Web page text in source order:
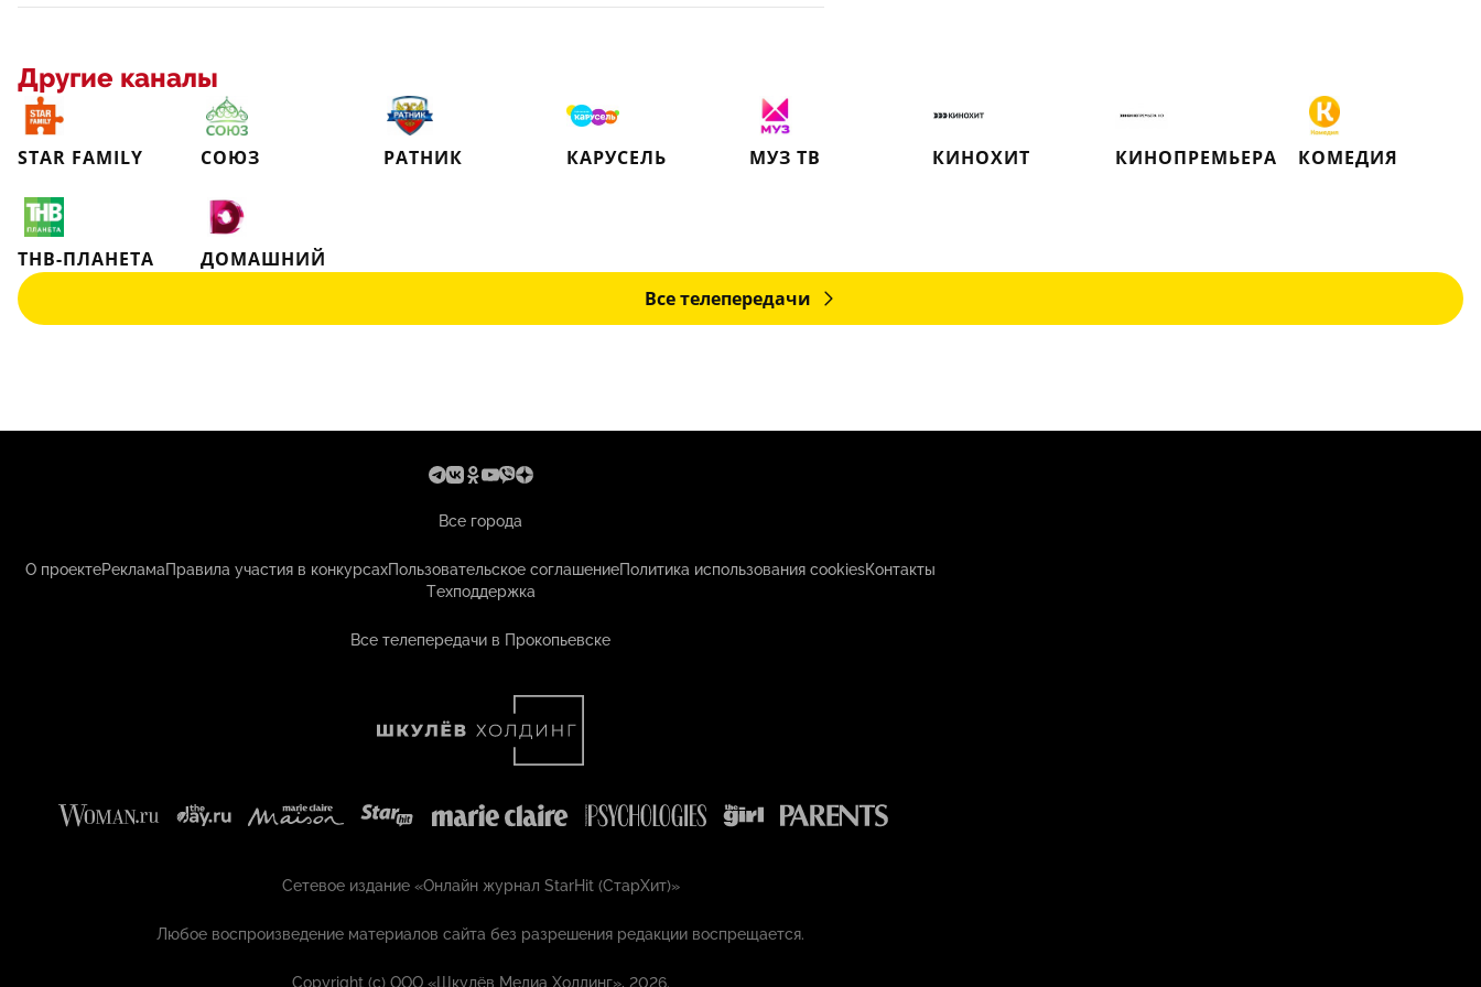
Другие каналы
STAR FAMILY СОЮЗ РАТНИК КАРУСЕЛЬ МУЗ ТВ КИНОХИТ КИНОПРЕМЬЕРА КОМЕДИЯ
ТНВ-ПЛАНЕТА
ДОМАШНИЙ
Все телепередачи
Все города
О проектеРекламаПравила участия в конкурсахПользовательское соглашениеПолитика использования cookiesКонтакты
Техподдержка
Все телепередачи в Прокопьевске
Сетевое издание «Онлайн журнал StarHit (СтарХит)»
Любое воспроизведение материалов сайта без разрешения редакции воспрещается.
Copyright (с) ООО «Шкулёв Медиа Холдинг», 2026.